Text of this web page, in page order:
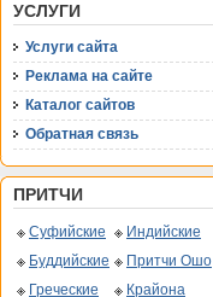
УСЛУГИ
Услуги сайта
Реклама на сайте
Каталог сайтов
Обратная связь
ПРИТЧИ
Суфийские
Индийские
Буддийские
Притчи Ошо
Греческие
Крайона